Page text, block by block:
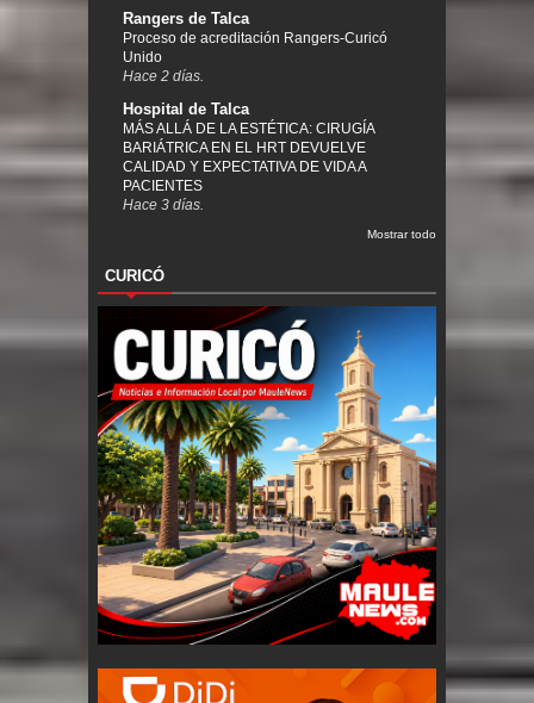
Rangers de Talca
Proceso de acreditación Rangers-Curicó
Unido
Hace 2 días.
Hospital de Talca
MÁS ALLÁ DE LA ESTÉTICA: CIRUGÍA
BARIÁTRICA EN EL HRT DEVUELVE
CALIDAD Y EXPECTATIVA DE VIDA A
PACIENTES
Hace 3 días.
Mostrar todo
CURICÓ